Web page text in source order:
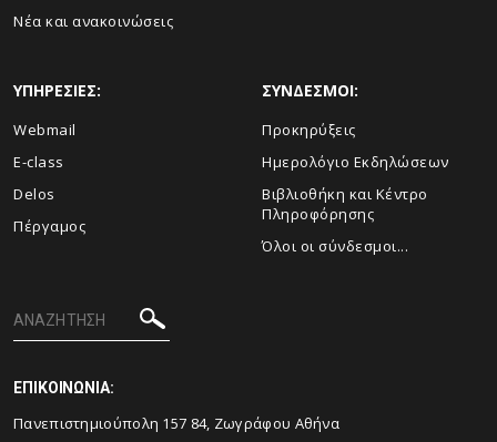
Νέα και ανακοινώσεις
ΥΠΗΡΕΣΙΕΣ:
Webmail
E-class
Delos
Πέργαμος
ΣΥΝΔΕΣΜΟΙ:
Προκηρύξεις
Ημερολόγιο Εκδηλώσεων
Βιβλιοθήκη και Κέντρο
Πληροφόρησης
Όλοι οι σύνδεσμοι...
ΕΠΙΚΟΙΝΩΝΙΑ:
Πανεπιστημιούπολη 157 84, Ζωγράφου Αθήνα